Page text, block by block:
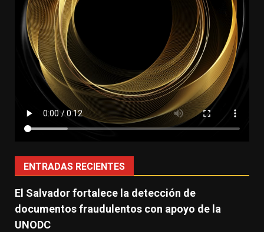
ENTRADAS RECIENTES
El Salvador fortalece la detección de
documentos fraudulentos con apoyo de la
UNODC